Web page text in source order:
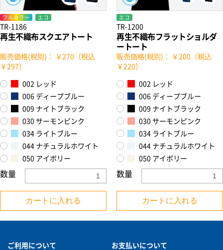
フルカラー エコ
TR-1186
再生不織布スクエアトート
販売価格(税別)： ￥270（税込
￥297）
002 レッド
006 ディープブルー
009 ナイトブラック
030 サーモンピンク
034 ライトブルー
044 ナチュラルホワイト
050 アイボリー
数量
カートに入れる
エコ
TR-1200
再生不織布フラットショルダ
ートート
販売価格(税別)： ￥200（税込
￥220）
002 レッド
006 ディープブルー
009 ナイトブラック
030 サーモンピンク
034 ライトブルー
044 ナチュラルホワイト
050 アイボリー
数量
カートに入れる
ご利用について お支払いについて